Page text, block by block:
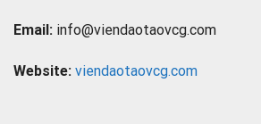
Email: info@viendaotaovcg.com
Website: viendaotaovcg.com